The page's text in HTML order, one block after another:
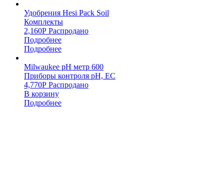
Удобрения Hesi Pack Soil
Комплекты
2,160Р Распродано
Подробнее
Подробнее
Milwaukee pH метр 600
Приборы контроля pH, EC
4,770Р Распродано
В корзину
Подробнее